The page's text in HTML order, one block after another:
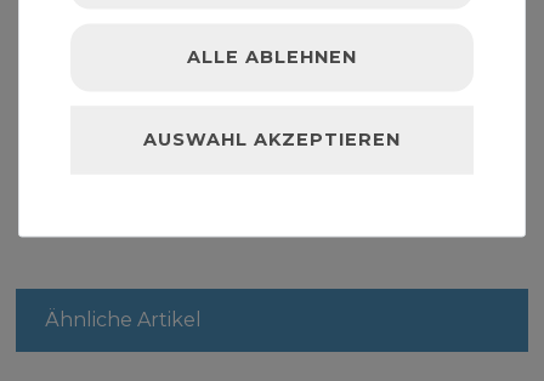
Ähnliche Artikel
ALLE ABLEHNEN
AUSWAHL AKZEPTIEREN